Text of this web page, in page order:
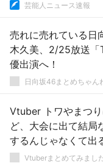
芸能人ニュース速報
売れに売れている日
木久美、2/25放送「
優出演へ！
日向坂46まとめちゃん
Vtuber トワやまつ
ど、大会に出て結
するんじゃなくて出
Vtuberまとめてみまし